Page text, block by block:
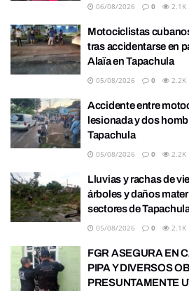
06/08/2026 0 2.1K
Motociclistas
tras accidentarse en
Alaïa en Tapachula
05/08/2026 0 2.2K
Accidente entre
lesionada y dos
Tapachula
05/08/2026 0 2.2K
Lluvias y rachas de
árboles y daños
sectores de
05/08/2026 0 2.1K
FGR ASEGURA EN
PIPA Y DIVERSOS
PRESUNTAMENTE